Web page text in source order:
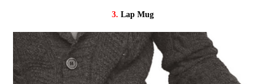
3. Lap Mug